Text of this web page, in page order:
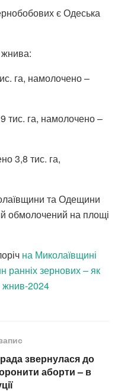
є Одеська
жнива:
га, намолочено –
тис. га, намолочено –
3,8 тис. га,
та Одещини
обмолочений на площі
на Миколаївщині
ранніх зернових – як
жнив-2024
звернулася до
аборти – в